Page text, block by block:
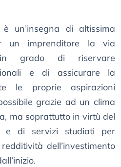
è un’insegna di altissima
un imprenditore la via
in grado di riservare
e di assicurare la
le proprie aspirazioni
grazie ad un clima
ma soprattutto in virtù del
e di servizi studiati per
dell’investimento